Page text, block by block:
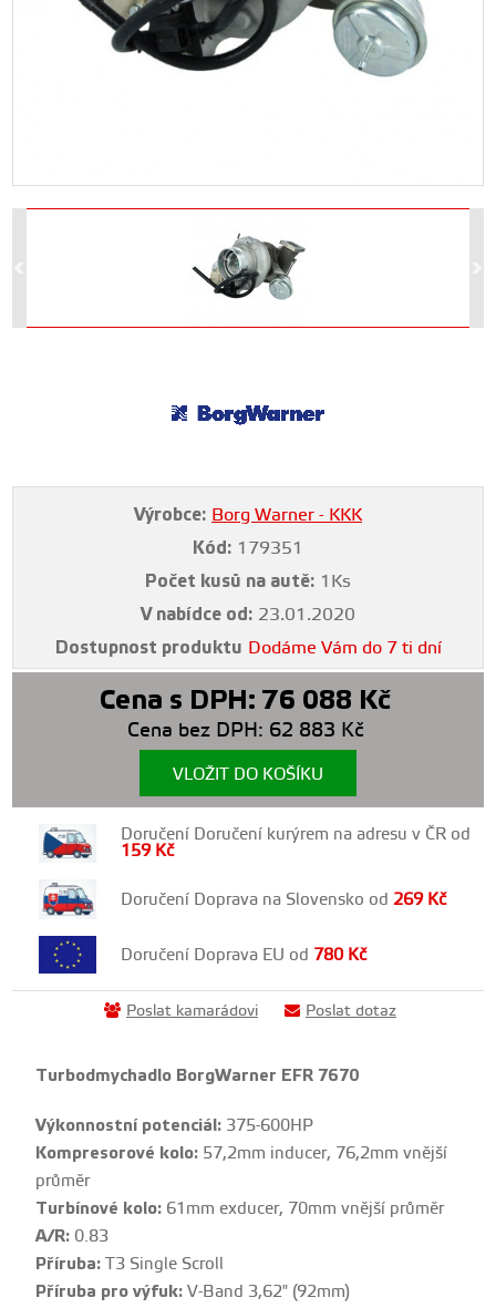
Výrobce: Borg Warner - KKK
Kód: 179351
Počet kusů na autě: 1Ks
V nabídce od: 23.01.2020
Dostupnost produktu Dodáme Vám do 7 ti dní
Cena s DPH: 76 088 Kč
Cena bez DPH: 62 883 Kč
VLOŽIT DO KOŠÍKU
Doručení Doručení kurýrem na adresu v ČR od
159 Kč
Doručení Doprava na Slovensko od269 Kč
Doručení Doprava EU od 780 Kč
Poslat kamarádovi Poslat dotaz
Turbodmychadlo BorgWarner EFR 7670
Výkonnostní potenciál: 375-600HP
Kompresorové kolo: 57,2mm inducer, 76,2mm vnější
průměr
Turbínové kolo: 61mm exducer, 70mm vnější průměr
A/R: 0.83
Příruba: T3 Single Scroll
Příruba pro výfuk: V-Band 3,62" (92mm)